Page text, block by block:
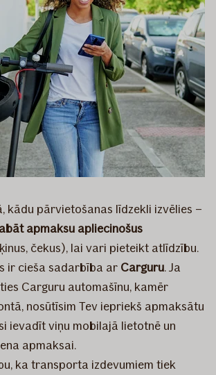
kādu pārvietošanas līdzekli izvēlies –
apmaksu apliecinošus
čekus), lai vari pieteikt atlīdzību.
ir cieša sadarbība ar Carguru. Ja
Carguru automašīnu, kamēr
nosūtīsim Tev iepriekš apmaksātu
ievadīt viņu mobilajā lietotnē un
apmaksai.
ka transporta izdevumiem tiek